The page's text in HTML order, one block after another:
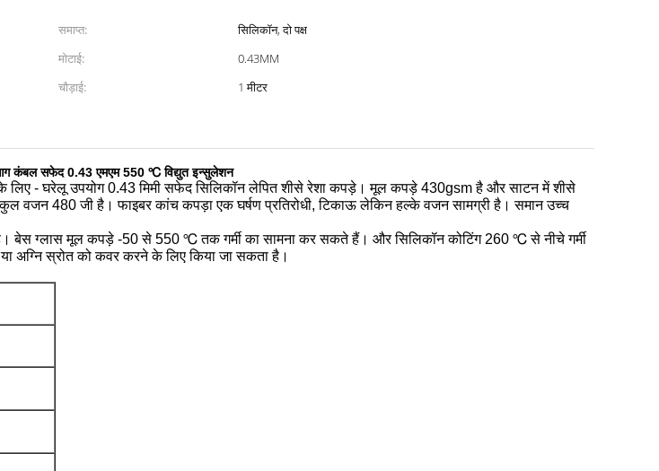
समाप्त:
सिलिकॉन, दो पक्ष
मोटाई:
0.43MM
चौड़ाई:
1 मीटर
कंबल सफेद 0.43 एमएम 550 ℃ विद्युत इन्सुलेशन
लिए - घरेलू उपयोग 0.43 मिमी सफेद सिलिकॉन लेपित शीसे रेशा कपड़े। मूल कपड़े 430gsm है और साटन में शीसे
कुल वजन 480 जी है। फाइबर कांच कपड़ा एक घर्षण प्रतिरोधी, टिकाऊ लेकिन हल्के वजन सामग्री है। समान उच्च
बेस ग्लास मूल कपड़े -50 से 550 ℃ तक गर्मी का सामना कर सकते हैं। और सिलिकॉन कोटिंग 260 ℃ से नीचे गर्मी
अग्नि स्रोत को कवर करने के लिए किया जा सकता है।